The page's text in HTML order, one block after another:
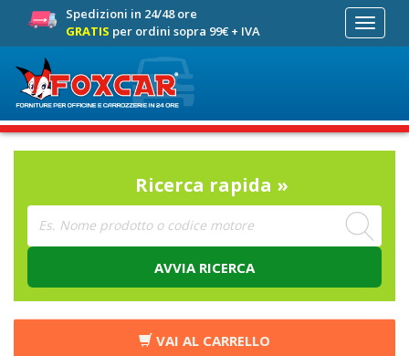
Spedizioni in 24/48 ore
GRATIS per ordini sopra 99€ + IVA
Toggle
Ricerca rapida »
AVVIA RICERCA
VAI AL CARRELLO